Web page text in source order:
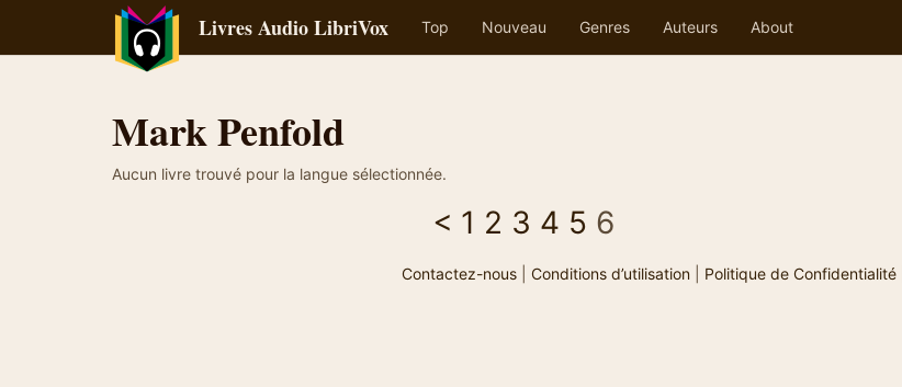
Livres Audio LibriVox Top Nouveau Genres Auteurs About
Mark Penfold
Aucun livre trouvé pour la langue sélectionnée.
< 1 2 3 4 5 6
Contactez-nous| Conditions d’utilisation| Politique de Confidentialité|